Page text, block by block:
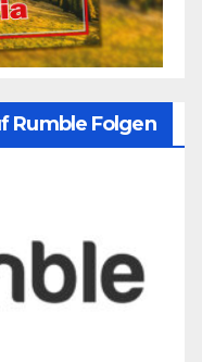
Rumble Folgen